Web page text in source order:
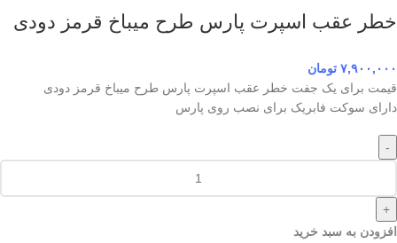
خطر عقب اسپرت پارس طرح میباخ قرمز دودی
۷,۹۰۰,۰۰۰ تومان
قیمت برای یک جفت خطر عقب اسپرت پارس طرح میباخ قرمز دودی
دارای سوکت فابریک برای نصب روی پارس
-
+
افزودن به سبد خرید